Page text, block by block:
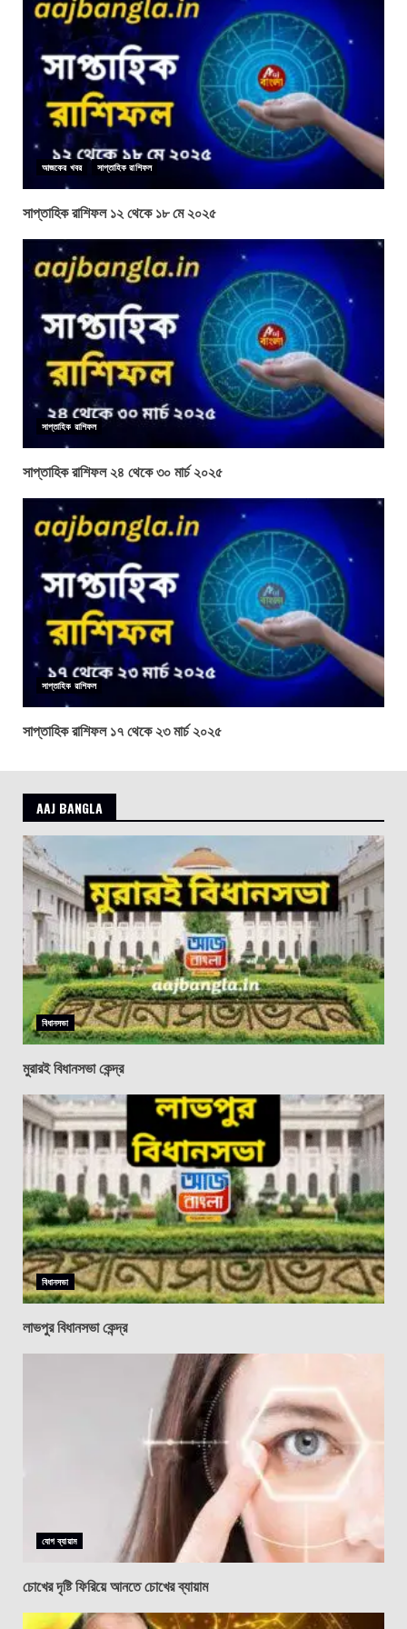
আজকের খবর সাপ্তাহিক রাশিফল
সাপ্তাহিক রাশিফল ১২ থেকে ১৮ মে ২০২৫
সাপ্তাহিক রাশিফল
সাপ্তাহিক রাশিফল ২৪ থেকে ৩০ মার্চ ২০২৫
সাপ্তাহিক রাশিফল
সাপ্তাহিক রাশিফল ১৭ থেকে ২৩ মার্চ ২০২৫
AAJ BANGLA
বিধানসভা
মুরারই বিধানসভা কেন্দ্র
বিধানসভা
লাভপুর বিধানসভা কেন্দ্র
যোগ ব্যায়াম
চোখের দৃষ্টি ফিরিয়ে আনতে চোখের ব্যায়াম